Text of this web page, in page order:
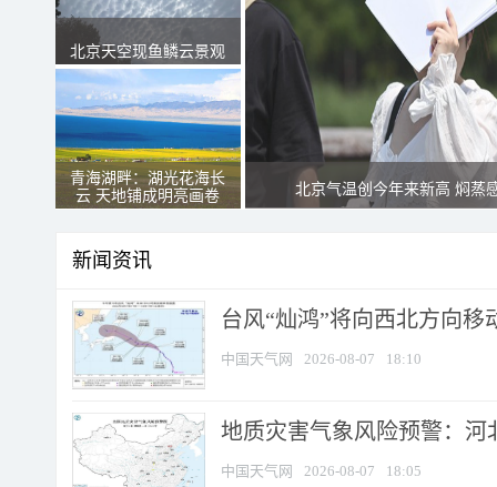
北京天空现鱼鳞云景观
青海湖畔：湖光花海长
云 天地铺成明亮画卷
北京气温创今年来新高 焖蒸
新闻资讯
台风“灿鸿”将向西北方向移
中国天气网 2026-08-07 18:10
地质灾害气象风险预警：河
中国天气网 2026-08-07 18:05